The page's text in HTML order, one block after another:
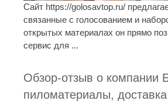
Сайт https://golosavtop.ru/
связанные с голосованием и
открытых материалах он прямо
сервис для ...
Обзор-отзыв о
пиломатериалы,